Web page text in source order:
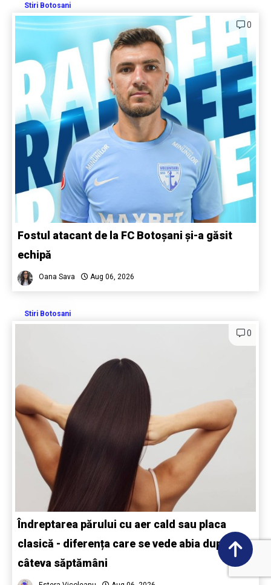
Stiri Botosani
0
Fostul atacant de la FC Botoșani și-a găsit
echipă
Oana Sava Aug 06, 2026
Stiri Botosani
0
Îndreptarea părului cu aer cald sau placa
clasică - diferența care se vede abia după
câteva săptămâni